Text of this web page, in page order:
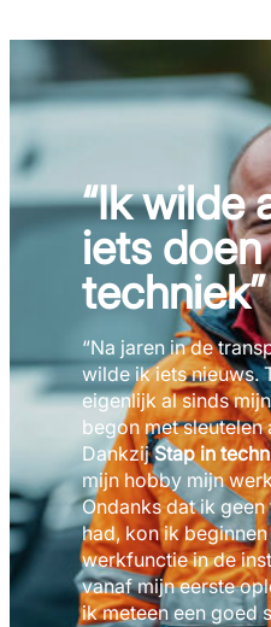
“Ik wilde
iets
techniek”
“Na jaren in de
wilde ik iets nieuws.
eigenlijk al sinds
begon met sleutelen
DankzijStap in
mijn hobby mijn
Ondanks dat ik
had, kon ik
werkfunctie in de
vanaf mijn eerste
ik meteen een goed